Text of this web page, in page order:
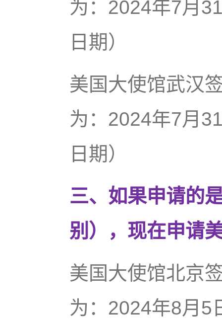
为：2024年7月
日期）
美国大使馆武汉
为：2024年7月
日期）
三、如果申请的
别），现在申请
美国大使馆北京
为：2024年8月5